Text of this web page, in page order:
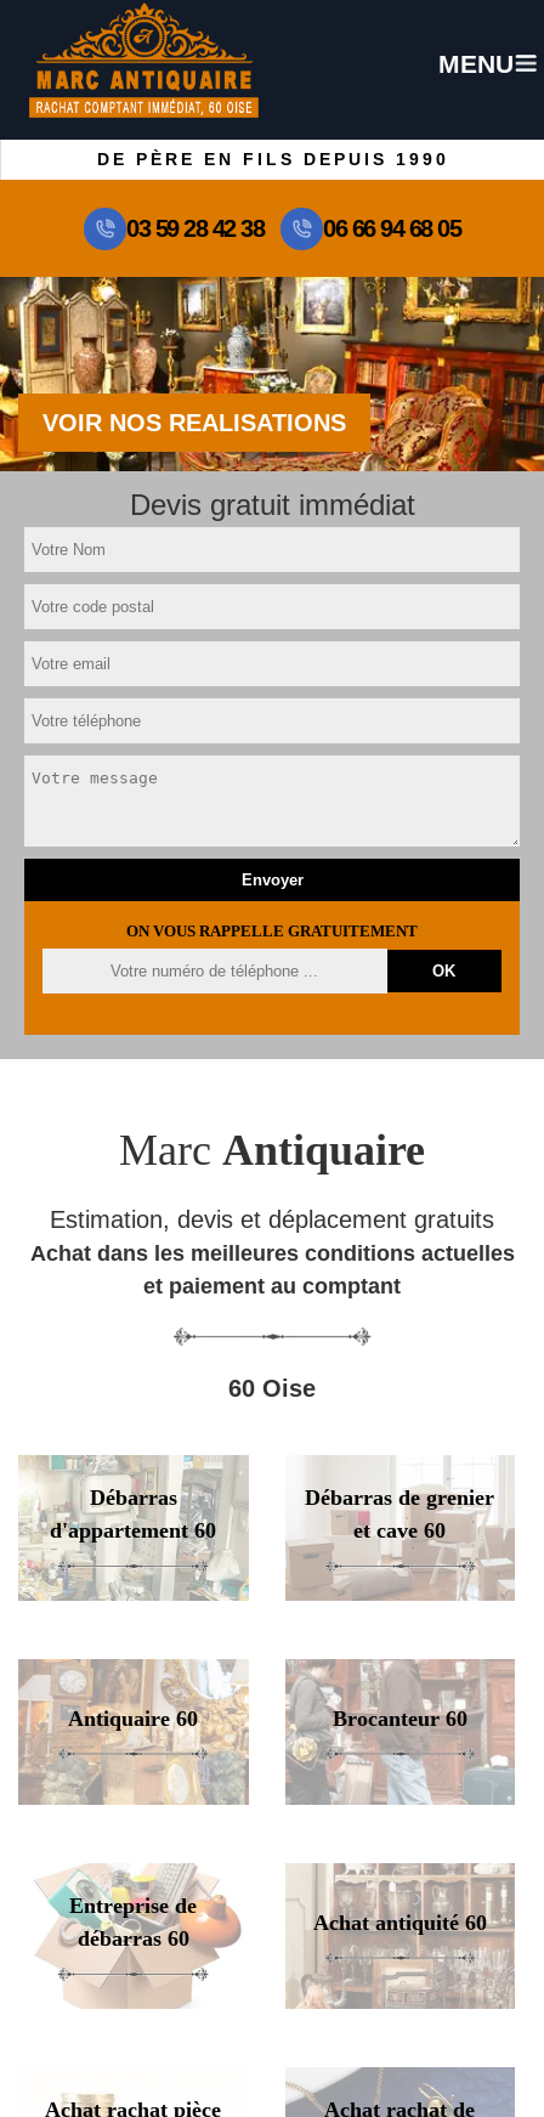
MENU
DE PÈRE EN FILS DEPUIS 1990
03 59 28 42 38 06 66 94 68 05
VOIR NOS REALISATIONS
Devis gratuit immédiat
ON VOUS RAPPELLE GRATUITEMENT
Marc Antiquaire
Estimation, devis et déplacement gratuits
Achat dans les meilleures conditions actuelles
et paiement au comptant
60 Oise
Débarras
d'appartement 60
Débarras de grenier
et cave 60
Antiquaire 60 Brocanteur 60
Entreprise de
débarras 60
Achat antiquité 60
Achat rachat pièce
Achat rachat de